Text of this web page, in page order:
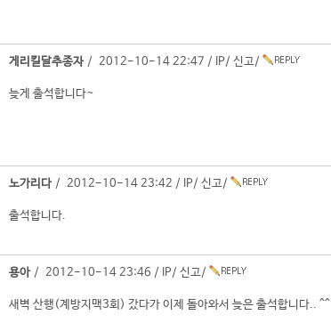
게리킬달추종자 / 2012-10-14 22:47 / IP/ 신고/
늦게 출석합니다~
노가리다 / 2012-10-14 23:42 / IP/ 신고/
출석합니다.
용아 / 2012-10-14 23:46 / IP/ 신고/
새벽 산행(계방지맥3회) 갔다가 이제 돌아와서 늦은 출석합니다.. ^^